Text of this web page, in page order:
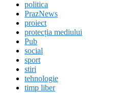
politica
PrazNews
proiect
protecția mediului
Pub
social
sport
stiri
tehnologie
timp liber